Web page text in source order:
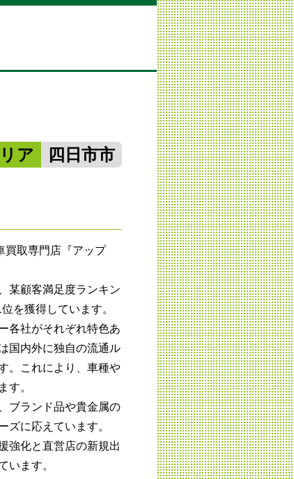
ア 四日市市
買取専門店『アップ
某顧客満足度ランキン
を獲得しています。
各社がそれぞれ特色あ
国内外に独自の流通ル
。これにより、車種や
す。
ブランド品や貴金属の
ズに応えています。
強化と直営店の新規出
います。